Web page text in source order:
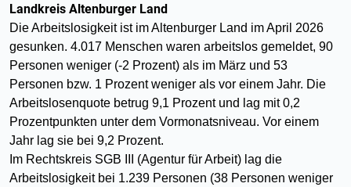
Landkreis Altenburger Land
Die Arbeitslosigkeit ist im Altenburger Land im April 2026
gesunken. 4.017 Menschen waren arbeitslos gemeldet, 90
Personen weniger (-2 Prozent) als im März und 53
Personen bzw. 1 Prozent weniger als vor einem Jahr. Die
Arbeitslosenquote betrug 9,1 Prozent und lag mit 0,2
Prozentpunkten unter dem Vormonatsniveau. Vor einem
Jahr lag sie bei 9,2 Prozent.
Im Rechtskreis SGB III (Agentur für Arbeit) lag die
Arbeitslosigkeit bei 1.239 Personen (38 Personen weniger